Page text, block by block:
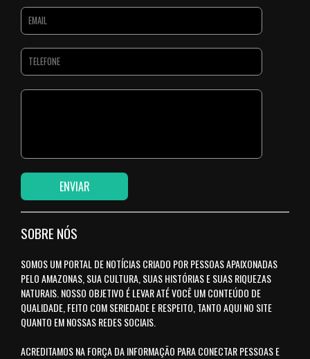
SOBRE NÓS
SOMOS UM PORTAL DE NOTÍCIAS CRIADO POR PESSOAS APAIXONADAS
PELO AMAZONAS, SUA CULTURA, SUAS HISTÓRIAS E SUAS RIQUEZAS
NATURAIS. NOSSO OBJETIVO É LEVAR ATÉ VOCÊ UM CONTEÚDO DE
QUALIDADE, FEITO COM SERIEDADE E RESPEITO, TANTO AQUI NO SITE
QUANTO EM NOSSAS REDES SOCIAIS.
ACREDITAMOS NA FORÇA DA INFORMAÇÃO PARA CONECTAR PESSOAS E